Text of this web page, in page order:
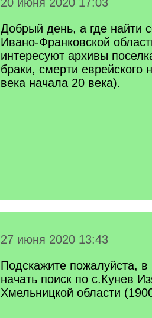
Добрый день, а где найти
Ивано-Франковской
интересуют архивы
браки, смерти еврейского
века начала 20 века).
27 июня 2020 13:43
Подскажите пожалуйста, в
начать поиск по с.Кунев
Хмельницкой области